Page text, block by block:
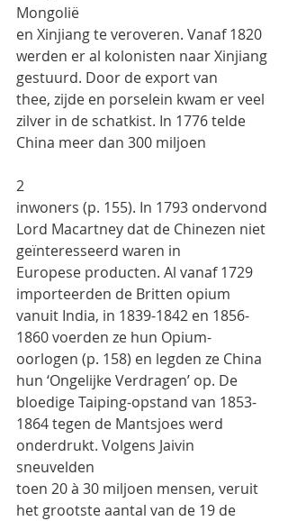
Mongolië
en Xinjiang te veroveren. Vanaf 1820
werden er al kolonisten naar Xinjiang
gestuurd. Door de export van
thee, zijde en porselein kwam er veel
zilver in de schatkist. In 1776 telde
China meer dan 300 miljoen
2
inwoners (p. 155). In 1793 ondervond
Lord Macartney dat de Chinezen niet
geïnteresseerd waren in
Europese producten. Al vanaf 1729
importeerden de Britten opium
vanuit India, in 1839-1842 en 1856-
1860 voerden ze hun Opium-
oorlogen (p. 158) en legden ze China
hun ‘Ongelijke Verdragen’ op. De
bloedige Taiping-opstand van 1853-
1864 tegen de Mantsjoes werd
onderdrukt. Volgens Jaivin
sneuvelden
toen 20 à 30 miljoen mensen, veruit
het grootste aantal van de 19 de